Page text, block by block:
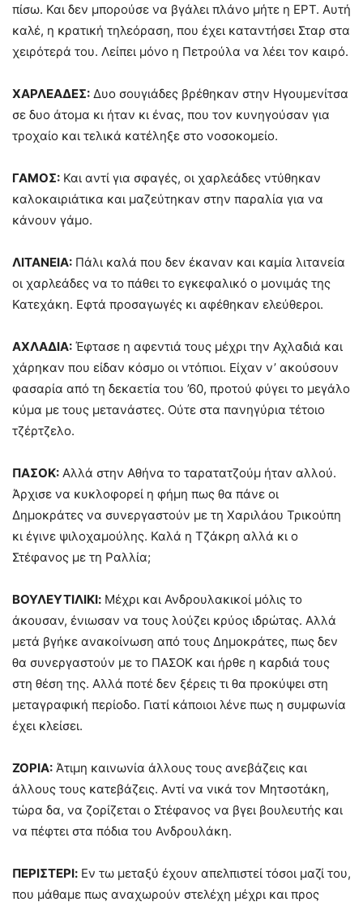
πίσω. Και δεν μπορούσε να βγάλει πλάνο μήτε η ΕΡΤ. Αυτή
καλέ, η κρατική τηλεόραση, που έχει καταντήσει Σταρ στα
χειρότερά του. Λείπει μόνο η Πετρούλα να λέει τον καιρό.
ΧΑΡΛΕΑΔΕΣ: Δυο σουγιάδες βρέθηκαν στην Ηγουμενίτσα
σε δυο άτομα κι ήταν κι ένας, που τον κυνηγούσαν για
τροχαίο και τελικά κατέληξε στο νοσοκομείο.
ΓΑΜΟΣ: Και αντί για σφαγές, οι χαρλεάδες ντύθηκαν
καλοκαιριάτικα και μαζεύτηκαν στην παραλία για να
κάνουν γάμο.
ΛΙΤΑΝΕΙΑ: Πάλι καλά που δεν έκαναν και καμία λιτανεία
οι χαρλεάδες να το πάθει το εγκεφαλικό ο μονιμάς της
Κατεχάκη. Εφτά προσαγωγές κι αφέθηκαν ελεύθεροι.
ΑΧΛΑΔΙΑ: Έφτασε η αφεντιά τους μέχρι την Αχλαδιά και
χάρηκαν που είδαν κόσμο οι ντόπιοι. Είχαν ν’ ακούσουν
φασαρία από τη δεκαετία του ’60, προτού φύγει το μεγάλο
κύμα με τους μετανάστες. Ούτε στα πανηγύρια τέτοιο
τζέρτζελο.
ΠΑΣΟΚ: Αλλά στην Αθήνα το ταρατατζούμ ήταν αλλού.
Άρχισε να κυκλοφορεί η φήμη πως θα πάνε οι
Δημοκράτες να συνεργαστούν με τη Χαριλάου Τρικούπη
κι έγινε ψιλοχαμούλης. Καλά η Τζάκρη αλλά κι ο
Στέφανος με τη Ραλλία;
ΒΟΥΛΕΥΤΙΛΙΚΙ: Μέχρι και Ανδρουλακικοί μόλις το
άκουσαν, ένιωσαν να τους λούζει κρύος ιδρώτας. Αλλά
μετά βγήκε ανακοίνωση από τους Δημοκράτες, πως δεν
θα συνεργαστούν με το ΠΑΣΟΚ και ήρθε η καρδιά τους
στη θέση της. Αλλά ποτέ δεν ξέρεις τι θα προκύψει στη
μεταγραφική περίοδο. Γιατί κάποιοι λένε πως η συμφωνία
έχει κλείσει.
ΖΟΡΙΑ: Άτιμη καινωνία άλλους τους ανεβάζεις και
άλλους τους κατεβάζεις. Αντί να νικά τον Μητσοτάκη,
τώρα δα, να ζορίζεται ο Στέφανος να βγει βουλευτής και
να πέφτει στα πόδια του Ανδρουλάκη.
ΠΕΡΙΣΤΕΡΙ: Εν τω μεταξύ έχουν απελπιστεί τόσοι μαζί του,
που μάθαμε πως αναχωρούν στελέχη μέχρι και προς